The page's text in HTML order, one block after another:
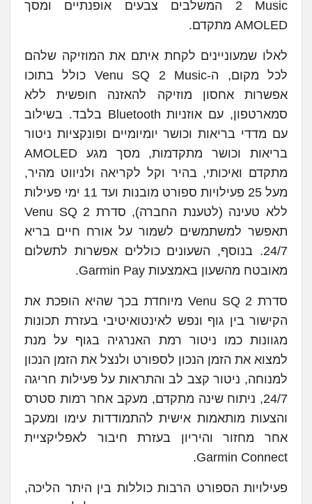
2 Music המשלבים צבעים אופנתיים ומסך
AMOLED מתקדם.
לאלו שמעוניינים לקחת איתם את המוזיקה שלהם
לכל מקום, ה-Venu SQ 2 Music כולל בתוכו
אפשרות אחסון מוזיקה להאזנה חופשית ללא
סמארטפון, עם אוזניות Bluetooth בלבד. בשילוב
עם מדדי בריאות וכושר יומיומיים ופונקציות ניטור
בריאות וכושר מתקדמות, מסך מגע AMOLED
מתקדם ואיכותי, בהיר וקל לקריאה ולניווט מהיר,
מעל 25 פעילויות ספורט מובנות ועד 11 ימי פעילות
ללא טעינה (לטענת החברה), סדרת Venu SQ 2
תאפשר למשתמשים לשמור על אורח חיים בריא
24/7. בנוסף, השעונים כוללים אפשרות לתשלום
מאובטח מהשעון באמצעות Garmin Pay.
סדרת Venu SQ 2 מיוחדת בכך שהיא הופכת את
הקישור בין גוף ונפש לאינטואיטיבי בעזרת תכונות
מגוונות כמו ניטור רמת האנרגיה בגוף על מנת
למצוא את הזמן הנכון לספורט ולנצל את הזמן הנכון
למנוחה, ניטור קצב לב והתראות על פעילות חריגה
24/7, ניתוח שינה מתקדם, מעקב אחר רמות סטרס
והצעות מותאמות אישית להתמודדות עימו ומעקב
אחר מחזור והיריון בעזרת חיבור לאפליקציית
Garmin Connect.
פעילויות הספורט הרבות כוללות בין היתר הליכה,